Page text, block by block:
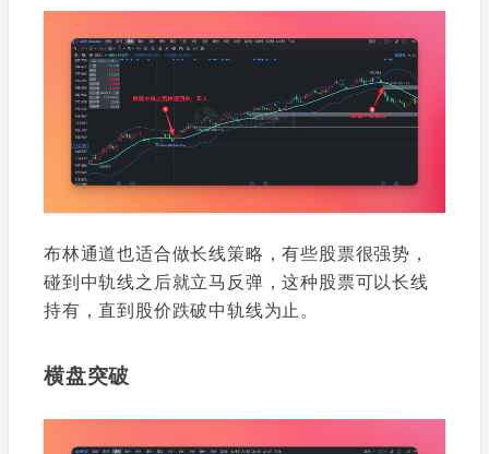
布林通道也适合做长线策略，有些股票很强势，
碰到中轨线之后就立马反弹，这种股票可以长线
持有，直到股价跌破中轨线为止。
横盘突破